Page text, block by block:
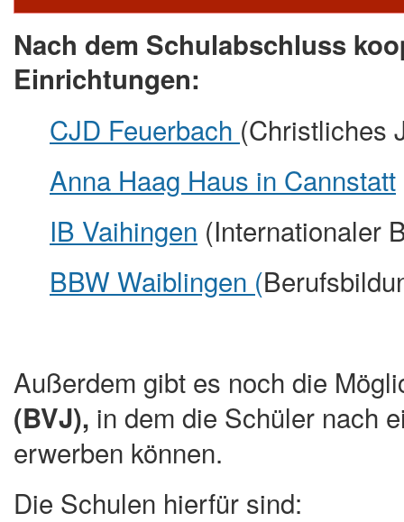
Nach dem Schulabschluss
Einrichtungen:
CJD Feuerbach (Christliches
Anna Haag Haus in Cannstatt
IB Vaihingen (Internationaler
BBW Waiblingen (
Außerdem gibt es noch die
(BVJ), in dem die Schüler nach
erwerben können.
Die Schulen hierfür sind: